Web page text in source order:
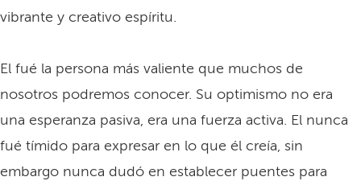
vibrante y creativo espíritu.
El fué la persona más valiente que muchos de
nosotros podremos conocer. Su optimismo no era
una esperanza pasiva, era una fuerza activa. El nunca
fué tímido para expresar en lo que él creía, sin
embargo nunca dudó en establecer puentes para